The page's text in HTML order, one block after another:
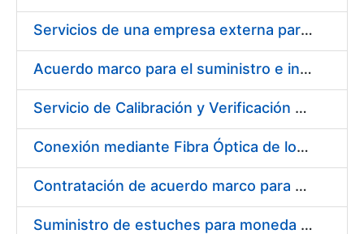
Servicios de una empresa externa para el asesoramiento y resolución de los recursos de alzada que se presentan relacionados con procesos de selección para la FNMT-RCM
Acuerdo marco para el suministro e instalación de persianas, estores y otros complementos
Servicio de Calibración y Verificación Externa de los Equipos de Medición del Servicio de Prevención de la FNMT-RCM
Conexión mediante Fibra Óptica de los Centros de Proceso de Datos (CPDs) de las sedes de la FNMT-RCM de Burgos y Madrid
Contratación de acuerdo marco para el Suministro de Material de Electricidad para la Fábrica Nacional de Moneda y Timbre-Real Casa de la Moneda en su centro de trabajo de Burgos
Suministro de estuches para moneda de 30 €